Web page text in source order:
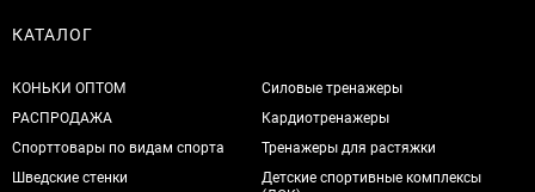
КАТАЛОГ
КОНЬКИ ОПТОМ
РАСПРОДАЖА
Спорттовары по видам спорта
Шведские стенки
Силовые тренажеры
Кардиотренажеры
Тренажеры для растяжки
Детские спортивные комплексы